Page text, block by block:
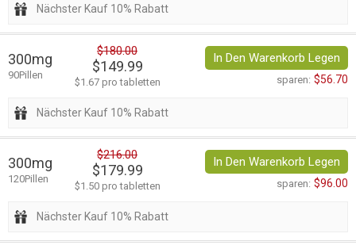
Nächster Kauf 10% Rabatt
300mg
90Pillen
$180.00
$149.99
$1.67 pro tabletten
In Den Warenkorb Legen
sparen: $56.70
Nächster Kauf 10% Rabatt
300mg
120Pillen
$216.00
$179.99
$1.50 pro tabletten
In Den Warenkorb Legen
sparen: $96.00
Nächster Kauf 10% Rabatt